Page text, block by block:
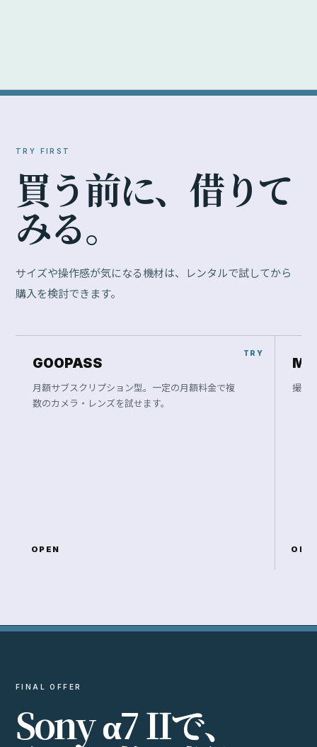
TRY FIRST
買う前に、 借りて
みる。
サイズや操作感が気になる機材は、レンタルで試してから
購入を検討できます。
GOOPASS
月額サブスクリプション型。一定の月額料金で複
数のカメラ・レンズを試せます。
OPEN
撮影
FINAL OFFER
Sonyα7IIで、